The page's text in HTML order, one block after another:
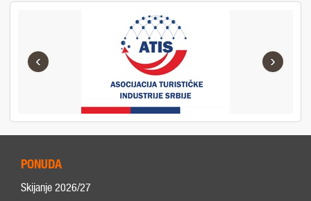
‹ ›
PONUDA
Skijanje 2026/27